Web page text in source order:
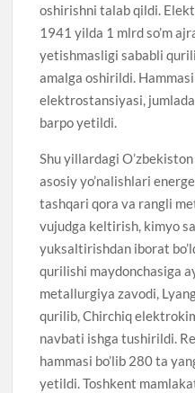
oshirishni talab qildi.
1941 yilda 1 mlrd so’m
yetishmasligi sababli
amalga oshirildi.
elektrostansiyasi,
barpo yetildi.
Shu yillardagi
asosiy yo’nalishlari
tashqari qora va rangli
vujudga keltirish, kimyo
yuksaltirishdan iborat
qurilishi maydonchasiga
metallurgiya zavodi,
qurilib, Chirchiq
navbati ishga tushirildi.
hammasi bo’lib 280 ta
yetildi. Toshkent